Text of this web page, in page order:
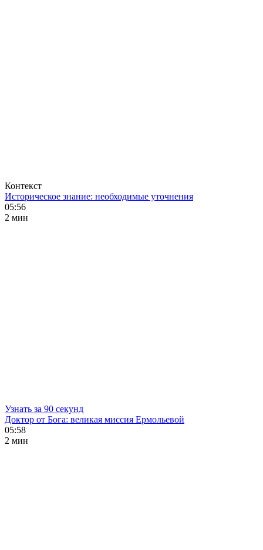
Контекст
Историческое знание: необходимые уточнения
05:56
2 мин
Узнать за 90 секунд
Доктор от Бога: великая миссия Ермольевой
05:58
2 мин